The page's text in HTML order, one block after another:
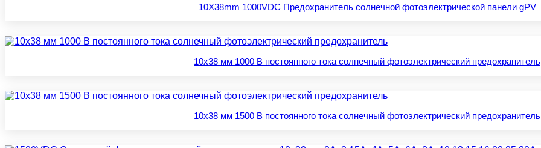
10X38mm 1000VDC Предохранитель солнечной фотоэлектрической панели gPV
10x38 мм 1000 В постоянного тока солнечный фотоэлектрический предохранитель
10x38 мм 1500 В постоянного тока солнечный фотоэлектрический предохранитель